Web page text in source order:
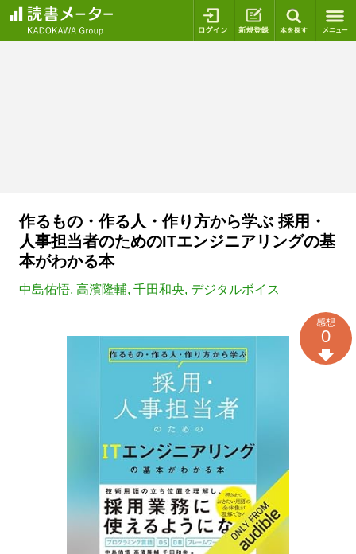
ログイン 新規登録
作るもの・作る人・作り方から学ぶ 採用・
人事担当者のためのITエンジニアリングの基
本がわかる本
中島佑悟, 高濱隆輔, 千田和央, デジタルボイス
感想
0